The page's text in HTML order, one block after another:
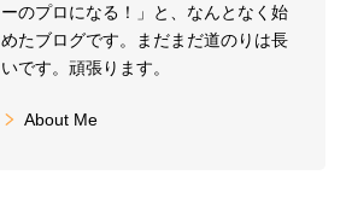
ーのプロになる！」と、なんとなく始
めたブログです。まだまだ道のりは長
いです。頑張ります。
About Me